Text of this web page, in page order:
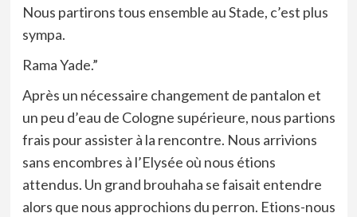
Nous partirons tous ensemble au Stade, c’est plus
sympa.
Rama Yade.”
Après un nécessaire changement de pantalon et
un peu d’eau de Cologne supérieure, nous partions
frais pour assister à la rencontre. Nous arrivions
sans encombres à l’Elysée où nous étions
attendus. Un grand brouhaha se faisait entendre
alors que nous approchions du perron. Etions-nous